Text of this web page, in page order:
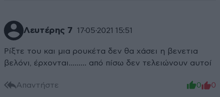
Λευτέρης 7 17·05·2021 15:51
Ρίξτε του και μια ρουκέτα δεν θα χάσει η βενετια
βελόνι, έρχονται......... από πίσω δεν τελειώνουν αυτοί
Απαντήστε 0 0